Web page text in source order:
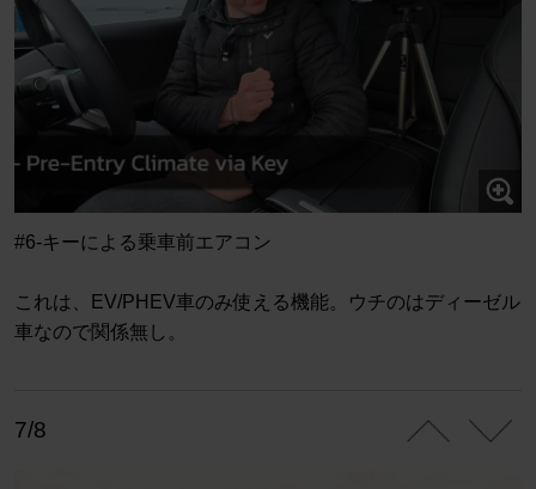
#6-キーによる乗車前エアコン
これは、EV/PHEV車のみ使える機能。ウチのはディーゼル
車なので関係無し。
7/8